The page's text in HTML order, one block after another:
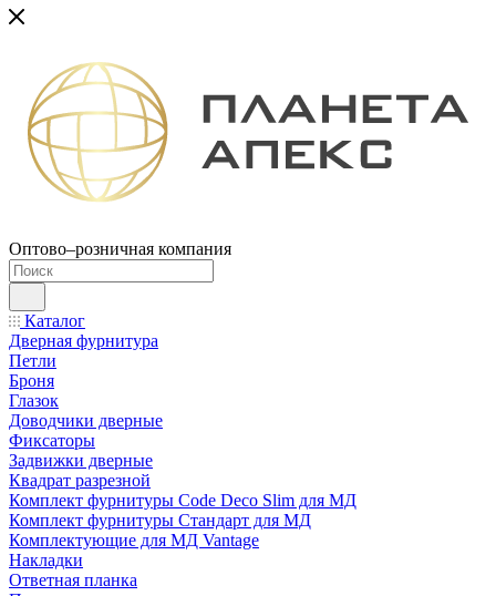
Оптово–розничная компания
Каталог
Дверная фурнитура
Петли
Броня
Глазок
Доводчики дверные
Фиксаторы
Задвижки дверные
Квадрат разрезной
Комплект фурнитуры Code Deco Slim для МД
Комплект фурнитуры Стандарт для МД
Комплектующие для МД Vantage
Накладки
Ответная планка